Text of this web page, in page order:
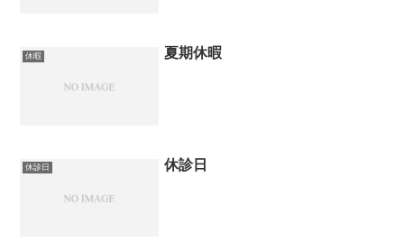
休暇 夏期休暇
休診日 休診日